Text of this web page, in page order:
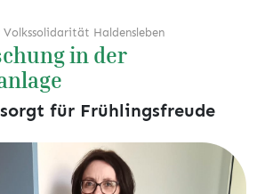
Volkssolidarität Haldensleben
in der
für Frühlingsfreude